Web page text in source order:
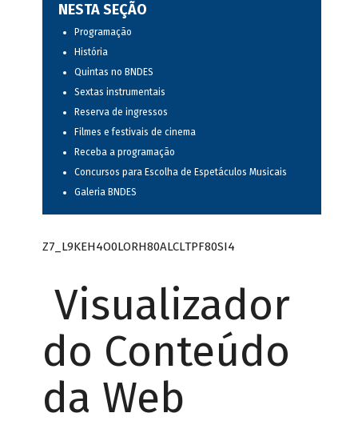
NESTA SEÇÃO
Programação
História
Quintas no BNDES
Sextas instrumentais
Reserva de ingressos
Filmes e festivais de cinema
Receba a programação
Concursos para Escolha de Espetáculos Musicais
Galeria BNDES
Z7_L9KEH4O0LORH80ALCLTPF80SI4
Visualizador
do Conteúdo
da Web